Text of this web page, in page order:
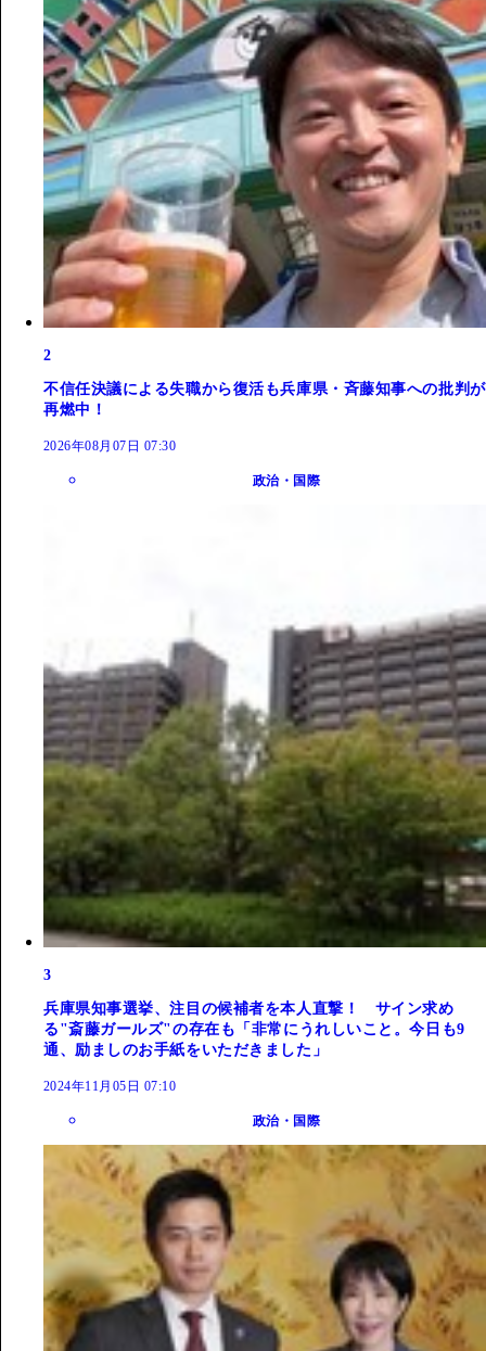
2
不信任決議による失職から復活も兵庫県・斉藤知事への批判が
再燃中！
2026年08月07日 07:30
政治・国際
3
兵庫県知事選挙、注目の候補者を本人直撃！ サイン求め
る"斎藤ガールズ"の存在も「非常にうれしいこと。今日も9
通、励ましのお手紙をいただきました」
2024年11月05日 07:10
政治・国際